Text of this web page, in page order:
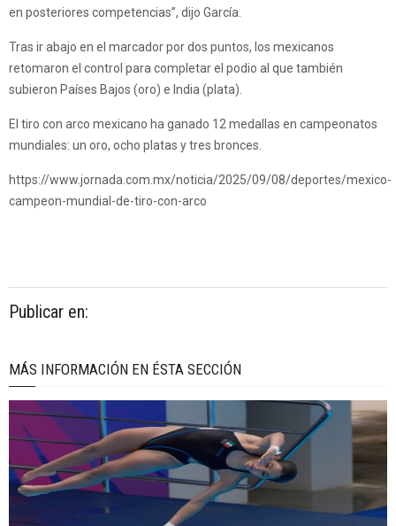
en posteriores competencias”, dijo García.
Tras ir abajo en el marcador por dos puntos, los mexicanos
retomaron el control para completar el podio al que también
subieron Países Bajos (oro) e India (plata).
El tiro con arco mexicano ha ganado 12 medallas en campeonatos
mundiales: un oro, ocho platas y tres bronces.
https://www.jornada.com.mx/noticia/2025/09/08/deportes/mexico-
campeon-mundial-de-tiro-con-arco
Publicar en:
MÁS INFORMACIÓN EN ÉSTA SECCIÓN